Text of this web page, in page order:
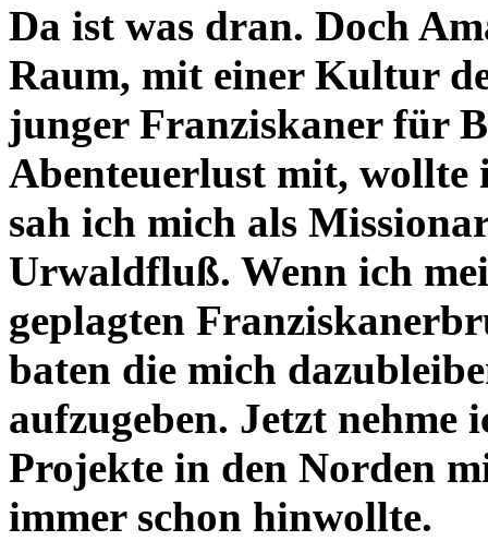
Da ist was dran. Doch
Raum, mit einer Kultur
junger Franziskaner für
Abenteuerlust mit, wollte
sah ich mich als
Urwaldfluß. Wenn ich
geplagten
baten die mich
aufzugeben. Jetzt
Projekte in den Norden
immer schon hinwollte.